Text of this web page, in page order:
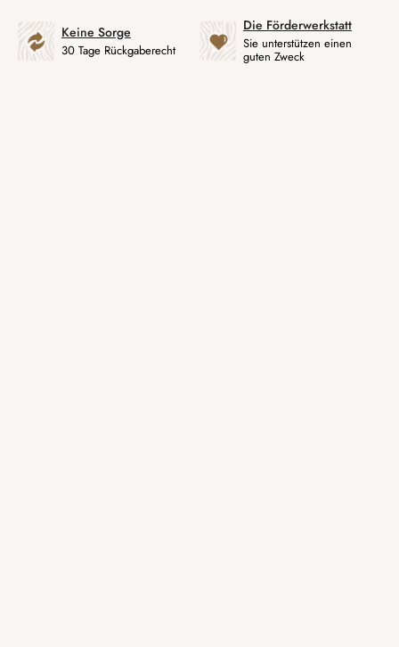
Keine Sorge
30 Tage Rückgaberecht
Die Förderwerkstatt
Sie unterstützen einen
guten Zweck